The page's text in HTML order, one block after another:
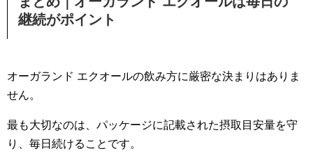
継続がポイント
オーガランド エクオールの飲み方に厳密な決まりはありま
せん。
最も大切なのは、パッケージに記載された摂取目安量を守
り、毎日続けることです。